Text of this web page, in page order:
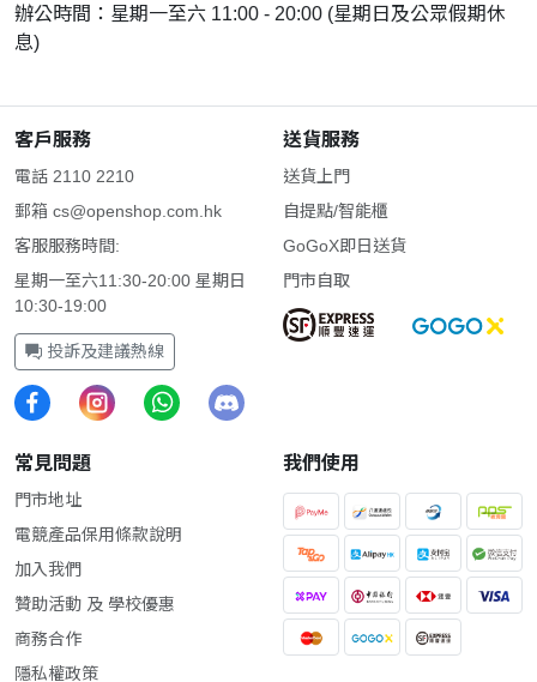
辦公時間：星期一至六 11:00 - 20:00 (星期日及公眾假期休
息)
客戶服務
電話 2110 2210
郵箱 cs@openshop.com.hk
客服服務時間:
星期一至六11:30-20:00 星期日
10:30-19:00
投訴及建議熱線
送貨服務
送貨上門
自提點/智能櫃
GoGoX即日送貨
門市自取
常見問題
門市地址
電競產品保用條款說明
加入我們
贊助活動 及 學校優惠
商務合作
隱私權政策
我們使用